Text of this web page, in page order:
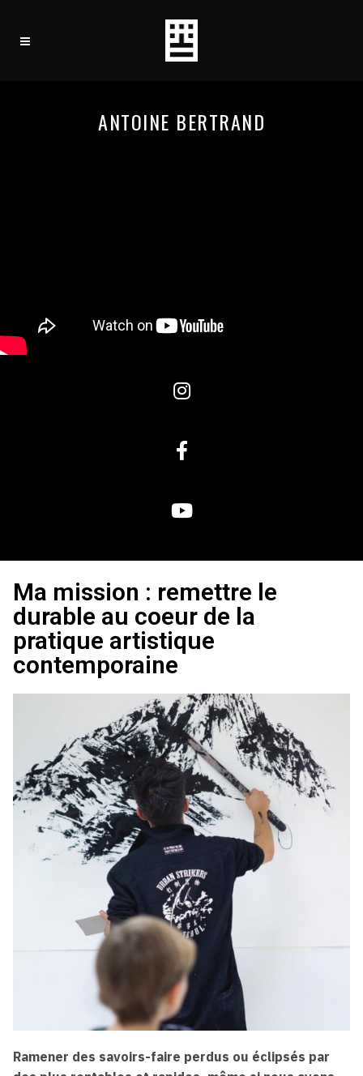
ANTOINE BERTRAND
Ma mission : remettre le
durable au coeur de la
pratique artistique
contemporaine
Ramener des savoirs-faire perdus ou éclipsés par